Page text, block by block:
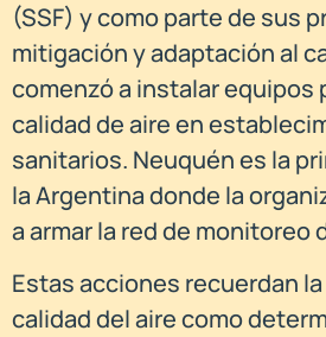
(SSF) y como parte de sus
mitigación y adaptación al
comenzó a instalar equipos
calidad de aire en
sanitarios. Neuquén es la
la Argentina donde la
a armar la red de monitoreo
Estas acciones recuerdan
calidad del aire como